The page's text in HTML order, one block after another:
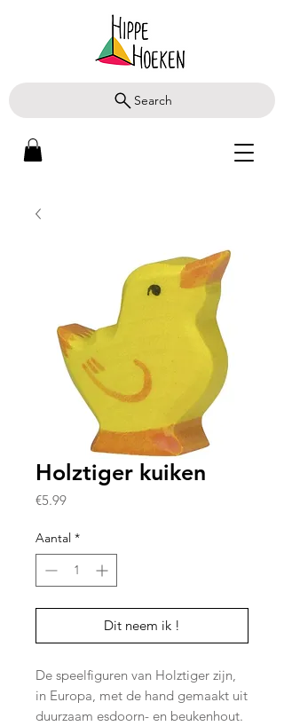
Search
Holztiger kuiken
€5.99Prijs
Aantal *
Dit neem ik !
De speelfiguren van Holztiger zijn,
in Europa, met de hand gemaakt uit
duurzaam esdoorn- en beukenhout.